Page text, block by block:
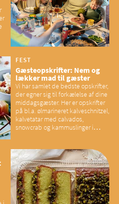
FEST
Gæsteopskrifter: Nem og
lækker mad til gæster
Vi har samlet de bedste opskrifter,
der egner sig til forkælelse af dine
middagsgæster. Her er opskrifter
på bl.a. ølmarineret kalveschnitzel,
kalvetatar med calvados,
snowcrab og kammuslinger i